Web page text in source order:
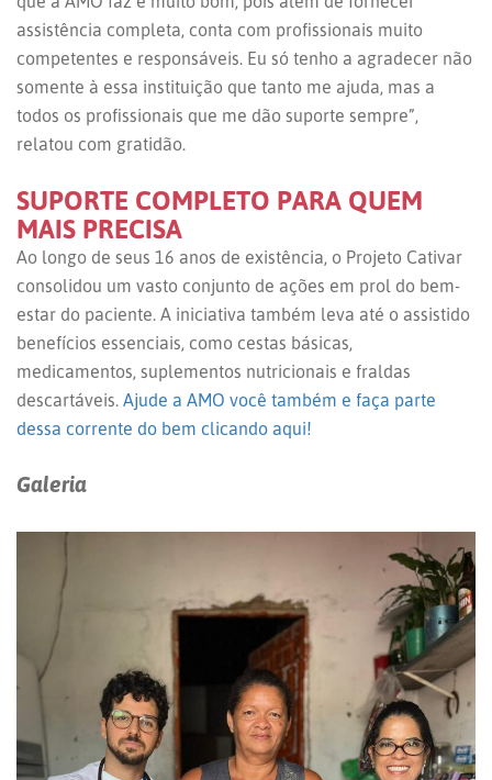
assistência completa, conta com profissionais muito
competentes e responsáveis. Eu só tenho a agradecer não
somente à essa instituição que tanto me ajuda, mas a
todos os profissionais que me dão suporte sempre”,
relatou com gratidão.
SUPORTE COMPLETO PARA QUEM
MAIS PRECISA
Ao longo de seus 16 anos de existência, o Projeto Cativar
consolidou um vasto conjunto de ações em prol do bem-
estar do paciente. A iniciativa também leva até o assistido
benefícios essenciais, como cestas básicas,
medicamentos, suplementos nutricionais e fraldas
descartáveis. Ajude a AMO você também e faça parte
dessa corrente do bem clicando aqui!
Galeria